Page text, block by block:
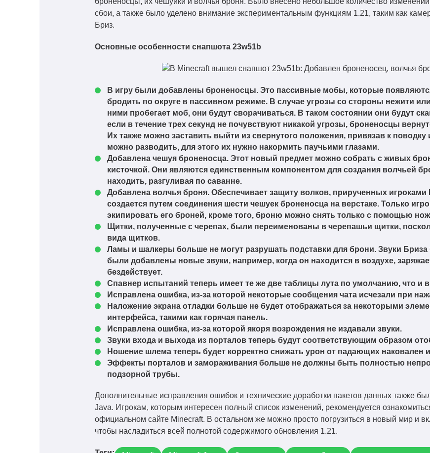
сбои, а также было уделено внимание экспериментальным функциям 1.21, таким как
Бриз.
Основные особенности снапшота 23w51b
В игру были добавлены броненосцы. Это пассивные мобы, которые
бродить по округе в пассивном режиме. В случае угрозы со стороны нежити
ними пробегает моб, они будут сворачиваться. В таком состоянии они будут
если в течение трех секунд не почувствуют никакой угрозы, броненосцы
Их также можно заставить выйти из свернутого положения, привязав к
можно разводить, для этого их нужно накормить паучьими глазами.
Добавлена чешуя броненосца. Этот новый предмет можно собрать с живых
кисточкой. Они являются единственным компонентом для создания волчьей
находить, разгуливая по саванне.
Добавлена волчья броня. Обеспечивает защиту волков, прирученных
создается путем соединения шести чешуек броненосца на верстаке. Только
экипировать его броней, кроме того, броню можно снять только с помощью
Щитки, полученные с черепах, были переименованы в черепашьи щитки,
вида щитков.
Ламы и шалкеры больше не могут разрушать подставки для брони. Звуки
были добавлены новые звуки, например, когда он находится в воздухе,
бездействует.
Спавнер испытаний теперь имеет те же две таблицы лута по умолчанию, что и
Исправлена ошибка, из-за которой некоторые сообщения чата исчезали при
Наложение экрана отладки больше не будет отображаться за некоторыми
интерфейса, такими как горячая панель.
Исправлена ошибка, из-за которой якоря возрождения не издавали звуки.
Звуки входа и выхода из порталов теперь будут соответствующим образом
Ношение шлема теперь будет корректно снижать урон от падающих наковален и
Эффекты порталов и замораживания больше не должны быть полностью
подзорной трубы.
Дополнительные исправления ошибок и технические доработки пакетов данных также
Java. Игрокам, которым интересен полный список изменений, рекомендуется
официальном сайте Minecraft. В остальном же можно просто погрузиться в новый мир и
чтобы насладиться всей полнотой содержимого обновления 1.21.